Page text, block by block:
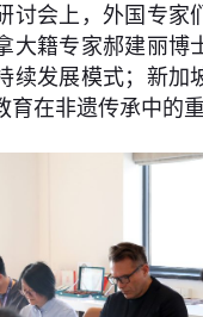
讨会上，外国专家
大籍专家郝建丽博
续发展模式；新加
育在非遗传承中的重